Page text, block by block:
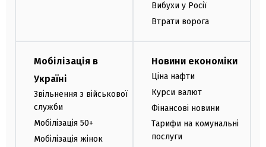
Вибухи у Росії
Втрати ворога
Мобілізація в
Україні
Звільнення з військової
служби
Мобілізація 50+
Мобілізація жінок
Новини економіки
Ціна нафти
Курси валют
Фінансові новини
Тарифи на комунальні
послуги